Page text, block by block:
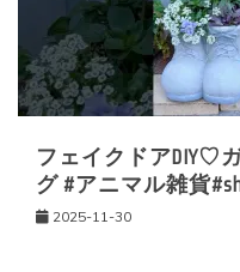
フェイクドアDIY♡
グ #アニマル雑貨
2025-11-30